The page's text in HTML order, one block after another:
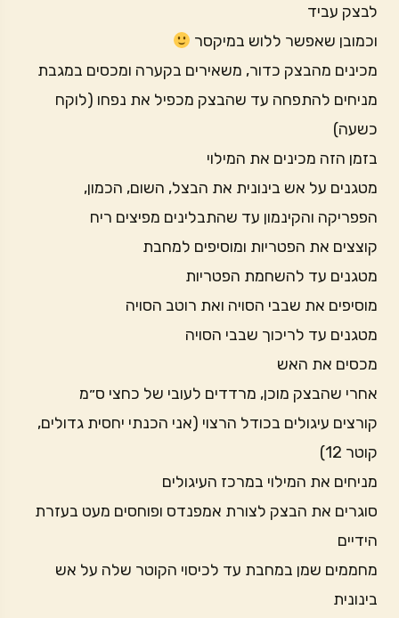
לבצק עביד
וכמובן שאפשר ללוש במיקסר
מכינים מהבצק כדור, משאירים בקערה ומכסים במגבת
מניחים להתפחה עד שהבצק מכפיל את נפחו (לוקח
כשעה)
בזמן הזה מכינים את המילוי
מטגנים על אש בינונית את הבצל, השום, הכמון,
הפפריקה והקינמון עד שהתבלינים מפיצים ריח
קוצצים את הפטריות ומוסיפים למחבת
מטגנים עד להשחמת הפטריות
מוסיפים את שבבי הסויה ואת רוטב הסויה
מטגנים עד לריכוך שבבי הסויה
מכסים את האש
אחרי שהבצק מוכן, מרדדים לעובי של כחצי ס״מ
קורצים עיגולים בכודל הרצוי (אני הכנתי יחסית גדולים,
קוטר 12)
מניחים את המילוי במרכז העיגולים
סוגרים את הבצק לצורת אמפנדס ופוחסים מעט בעזרת
הידיים
מחממים שמן במחבת עד לכיסוי הקוטר שלה על אש
בינונית